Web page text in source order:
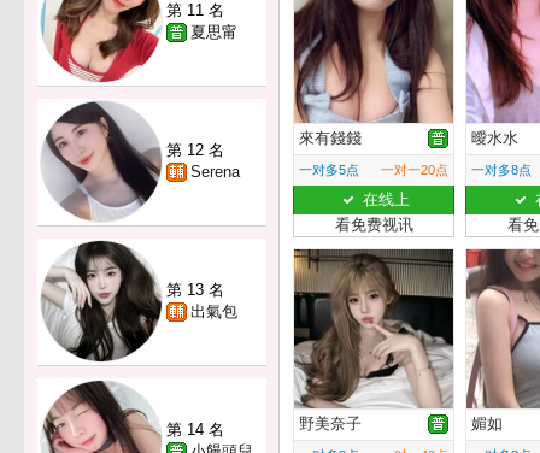
第 11 名
夏思甯
第 12 名
Serena
第 13 名
出氣包
第 14 名
來有錢錢
一对多5点 一对一20点
在线上
看免费视讯
曖水水
一对多8点
看
野美奈子 媚如